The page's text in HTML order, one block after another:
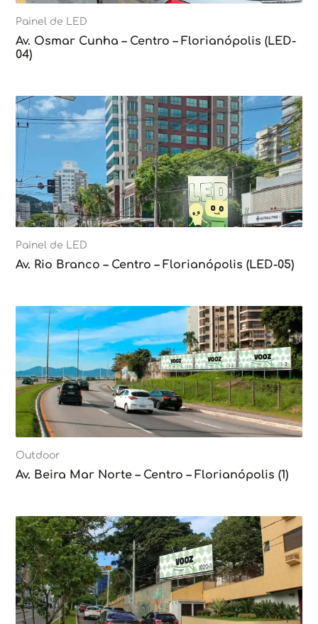
Painel de LED
Av. Osmar Cunha – Centro – Florianópolis (LED-
04)
Painel de LED
Av. Rio Branco – Centro – Florianópolis (LED-05)
Outdoor
Av. Beira Mar Norte – Centro – Florianópolis (1)